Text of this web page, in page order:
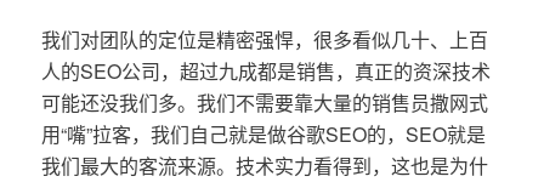
我们对团队的定位是精密强悍，很多看似几十、上百
人的SEO公司，超过九成都是销售，真正的资深技术
可能还没我们多。我们不需要靠大量的销售员撒网式
用“嘴”拉客，我们自己就是做谷歌SEO的，SEO就是
我们最大的客流来源。技术实力看得到，这也是为什